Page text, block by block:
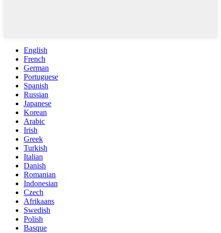
English
French
German
Portuguese
Spanish
Russian
Japanese
Korean
Arabic
Irish
Greek
Turkish
Italian
Danish
Romanian
Indonesian
Czech
Afrikaans
Swedish
Polish
Basque